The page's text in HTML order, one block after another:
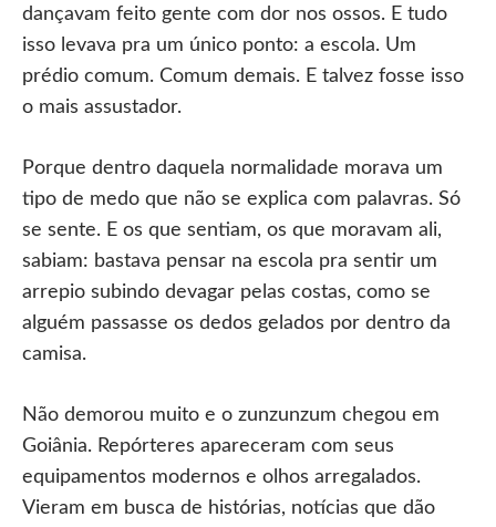
dançavam feito gente com dor nos ossos. E tudo
isso levava pra um único ponto: a escola. Um
prédio comum. Comum demais. E talvez fosse isso
o mais assustador.
Porque dentro daquela normalidade morava um
tipo de medo que não se explica com palavras. Só
se sente. E os que sentiam, os que moravam ali,
sabiam: bastava pensar na escola pra sentir um
arrepio subindo devagar pelas costas, como se
alguém passasse os dedos gelados por dentro da
camisa.
Não demorou muito e o zunzunzum chegou em
Goiânia. Repórteres apareceram com seus
equipamentos modernos e olhos arregalados.
Vieram em busca de histórias, notícias que dão